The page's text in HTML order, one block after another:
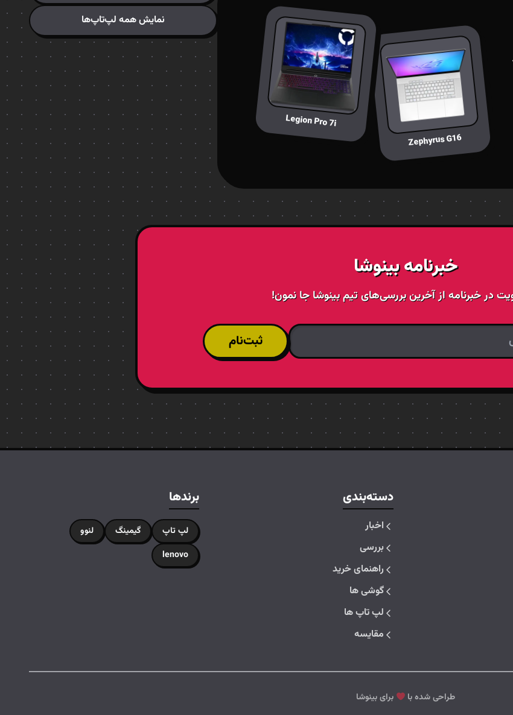
Zephyrus G16
Legion Pro 7i
نمایش همه لپ‌تاپ‌ها
خبرنامه بینوشا
در خبرنامه از آخرین بررسی‌های تیم بینوشا جا نمون!
ثبت‌نام
دسته‌بندی
اخبار
بررسی
راهنمای خرید
گوشی ها
لپ تاپ ها
مقایسه
برندها
لپ تاپ گیمینگ
لنوو
lenovo
طراحی شده با برای بینوشا